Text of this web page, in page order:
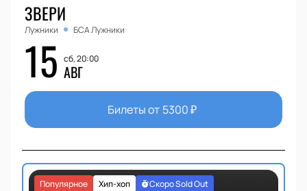
ЗВЕРИ
Лужники БСА Лужники
15 сб, 20:00
АВГ
Билеты от 5300₽
Хип-хоп
Популярное Скоро Sold Out